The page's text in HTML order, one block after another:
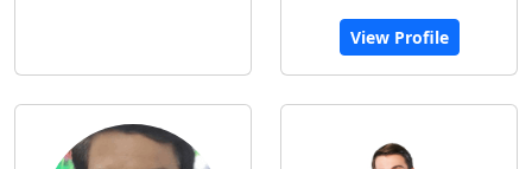
View Profile